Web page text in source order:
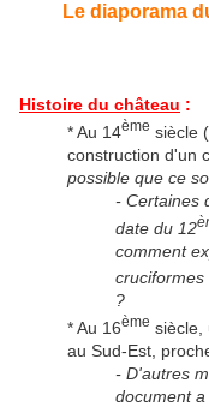
Le diaporama
Histoire du château :
* Au 14ème siècle (
construction d'un
possible que ce
- Certaines
date du 12
comment
?
* Au 16ème siècle,
au Sud-Est,
- D'autres
document a